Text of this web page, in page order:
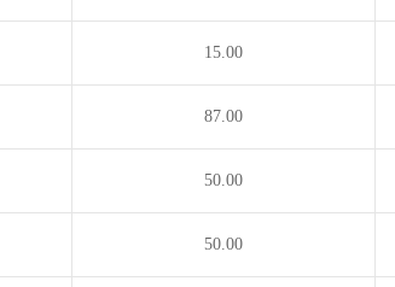
15.00
87.00
50.00
50.00